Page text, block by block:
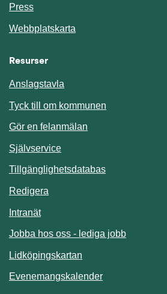
Press
Webbplatskarta
Resurser
Anslagstavla
Tyck till om kommunen
Gör en felanmälan
SjälvserviceLänk till annan webbplats.
TillgänglighetsdatabasLänk till
Redigera
IntranätLänk till annan webbplats.
Jobba hos oss - lediga jobb
Lidköpingskartan
EvenemangskalenderLänk till annan